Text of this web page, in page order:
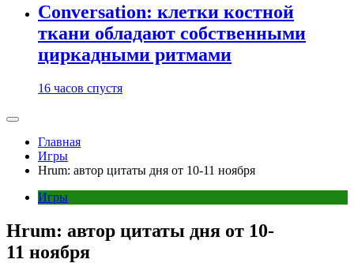
Conversation: клетки костной
ткани обладают собственными
циркадными ритмами
16 часов спустя
Главная
Игры
Hrum: автор цитаты дня от 10-11 ноября
Игры
Hrum: автор цитаты дня от 10-
11 ноября